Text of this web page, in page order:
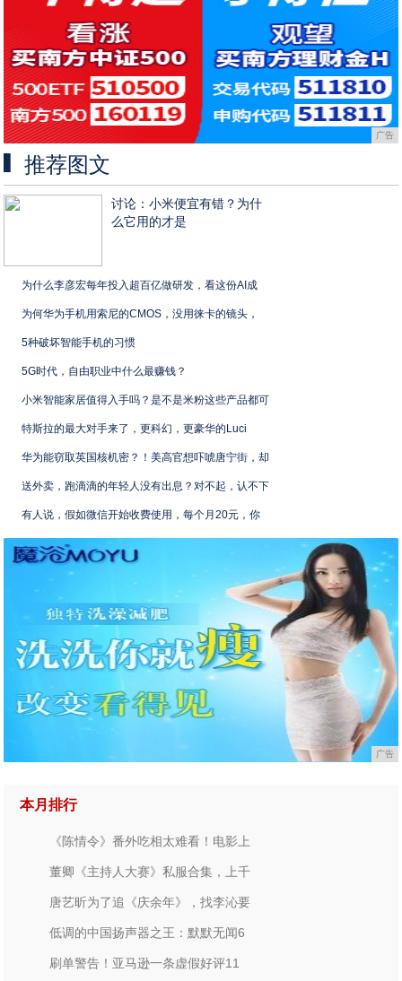
广告
推荐图文
讨论：小米便宜有错？为什
么它用的才是
为什么李彦宏每年投入超百亿做研发，看这份AI成
为何华为手机用索尼的CMOS，没用徕卡的镜头，
5种破坏智能手机的习惯
5G时代，自由职业中什么最赚钱？
小米智能家居值得入手吗？是不是米粉这些产品都可
特斯拉的最大对手来了，更科幻，更豪华的Luci
华为能窃取英国核机密？！美高官想吓唬唐宁街，却
送外卖，跑滴滴的年轻人没有出息？对不起，认不下
有人说，假如微信开始收费使用，每个月20元，你
广告
本月排行
《陈情令》番外吃相太难看！电影上
董卿《主持人大赛》私服合集，上千
唐艺昕为了追《庆余年》，找李沁要
低调的中国扬声器之王：默默无闻6
刷单警告！亚马逊一条虚假好评11